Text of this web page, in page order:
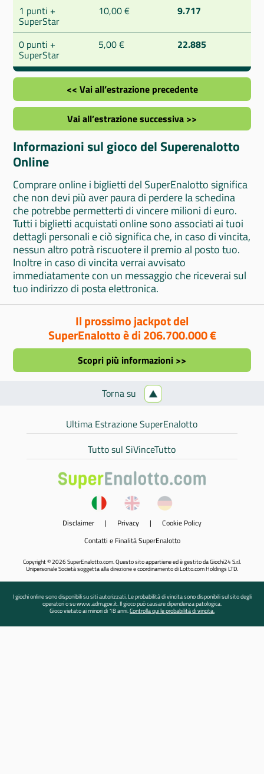
1 punti +
SuperStar
10,00 € 9.717
0 punti +
SuperStar
5,00 € 22.885
<< Vai all’estrazione precedente
Vai all’estrazione successiva >>
Informazioni sul gioco del Superenalotto
Online
Comprare online i biglietti del SuperEnalotto significa
che non devi più aver paura di perdere la schedina
che potrebbe permetterti di vincere milioni di euro.
Tutti i biglietti acquistati online sono associati ai tuoi
dettagli personali e ciò significa che, in caso di vincita,
nessun altro potrà riscuotere il premio al posto tuo.
Inoltre in caso di vincita verrai avvisato
immediatamente con un messaggio che riceverai sul
tuo indirizzo di posta elettronica.
Il prossimo jackpot del
SuperEnalotto è di 206.700.000 €
Scopri più informazioni >>
Torna su
Ultima Estrazione SuperEnalotto
Tutto sul SiVinceTutto
Disclaimer | Privacy | Cookie Policy
Contatti e Finalità SuperEnalotto
Copyright © 2026 SuperEnalotto.com. Questo sito appartiene ed è gestito da Giochi24 S.r.l.
Unipersonale Società soggetta alla direzione e coordinamento di Lotto.com Holdings LTD.
I giochi online sono disponibili su siti autorizzati. Le probabilità di vincita sono disponibili sul sito degli
operatori o su www.adm.gov.it. Il gioco può causare dipendenza patologica.
Gioco vietato ai minori di 18 anni.Controlla qui le probabilità di vincita.